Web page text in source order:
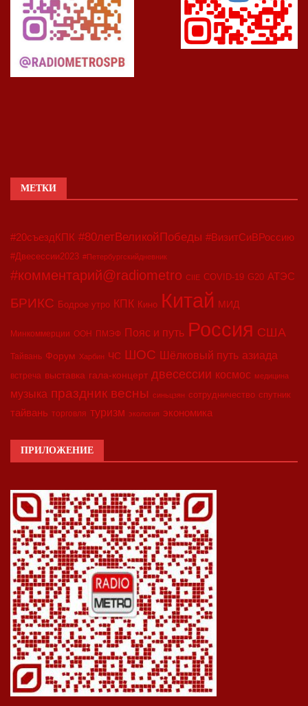
МЕТКИ
#20съездКПК #80летВеликойПобеды #ВизитСиВРоссию
#Двесессии2023 #Петербургскийдневник
#комментарий@radiometro CIIE COVID-19 G20 АТЭС
БРИКС Бодрое утро КПК Кино Китай МИД
Минкоммерции ООН ПМЭФ Пояс и путь Россия США
Тайвань Форум Харбин ЧС ШОС Шёлковый путь азиада
встреча выставка гала-концерт двесессии космос медицина
музыка праздник весны синьцзян сотрудничество спутник
тайвань торговля туризм экология экономика
ПРИЛОЖЕНИЕ